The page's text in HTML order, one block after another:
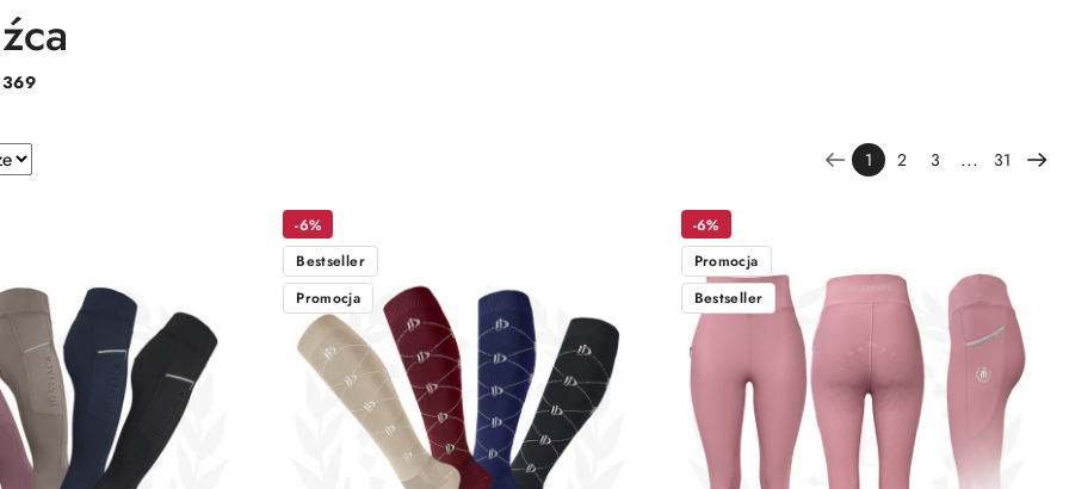
369
1 2 3 ... 31
-6%
Bestseller
Promocja
-6%
Promocja
Bestseller